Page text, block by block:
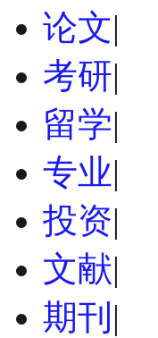
论文|
考研|
留学|
专业|
投资|
文献|
期刊 |